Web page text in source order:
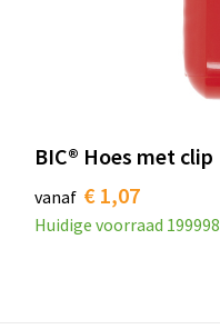
BIC® Hoes met clip
vanaf € 1,07
Huidige voorraad 199998